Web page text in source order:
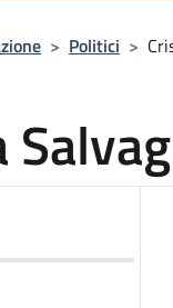
> Politici >